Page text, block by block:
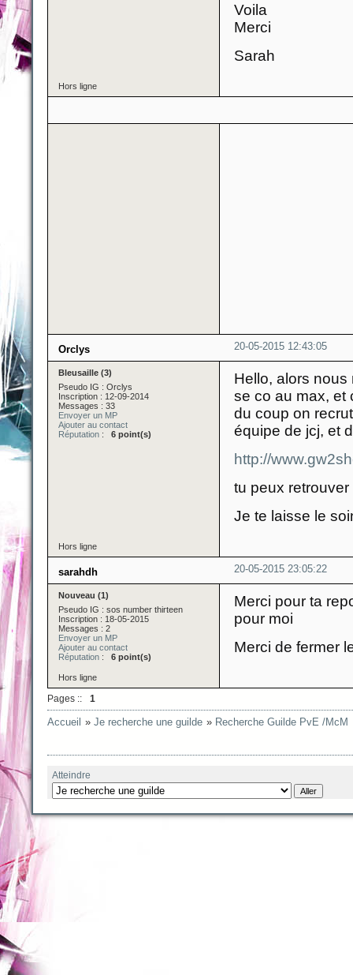
Voila
Merci
Sarah
Hors ligne
20-05-2015 12:43:05
Orclys
Bleusaille (3)
Pseudo IG : Orclys
Inscription : 12-09-2014
Messages : 33
Envoyer un MP
Ajouter au contact
Réputation : 6 point(s)
Hello, alors
se co au max, et
du coup on
équipe de jcj, et
http://
tu peux
Je te laisse le
Hors ligne
20-05-2015 23:05:22
sarahdh
Nouveau (1)
Pseudo IG : sos number thirteen
Inscription : 18-05-2015
Messages : 2
Envoyer un MP
Ajouter au contact
Réputation : 6 point(s)
Merci pour ta
pour moi
Merci de fermer
Hors ligne
Pages :: 1
Accueil »Je recherche une guilde » Recherche Guilde PvE /McM
Atteindre